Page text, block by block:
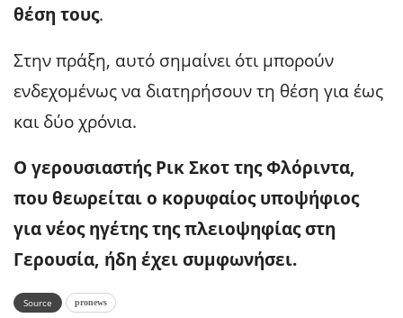
θέση τους.
Στην πράξη, αυτό σημαίνει ότι μπορούν
ενδεχομένως να διατηρήσουν τη θέση για έως
και δύο χρόνια.
Ο γερουσιαστής Ρικ Σκοτ ​​της Φλόριντα,
που θεωρείται ο κορυφαίος υποψήφιος
για νέος ηγέτης της πλειοψηφίας στη
Γερουσία, ήδη έχει συμφωνήσει.
Source pronews